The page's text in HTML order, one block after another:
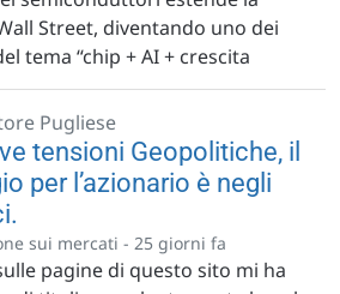
Street, diventando uno dei
tema “chip + AI + crescita
Pugliese
tensioni Geopolitiche, il
per l’azionario è negli
sui mercati - 25 giorni fa
pagine di questo sito mi ha